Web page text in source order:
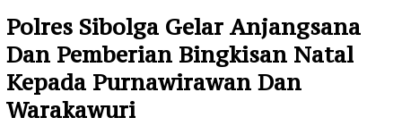
Polres Sibolga Gelar Anjangsana
Dan Pemberian Bingkisan Natal
Kepada Purnawirawan Dan
Warakawuri